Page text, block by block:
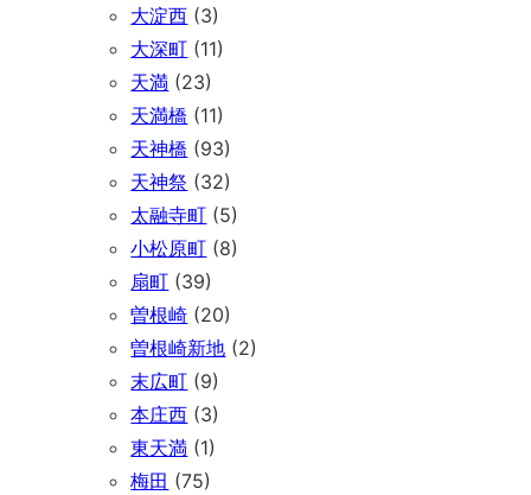
大淀西 (3)
大深町 (11)
天満 (23)
天満橋 (11)
天神橋 (93)
天神祭 (32)
太融寺町 (5)
小松原町 (8)
扇町 (39)
曽根崎 (20)
曽根崎新地 (2)
末広町 (9)
本庄西 (3)
東天満 (1)
梅田 (75)